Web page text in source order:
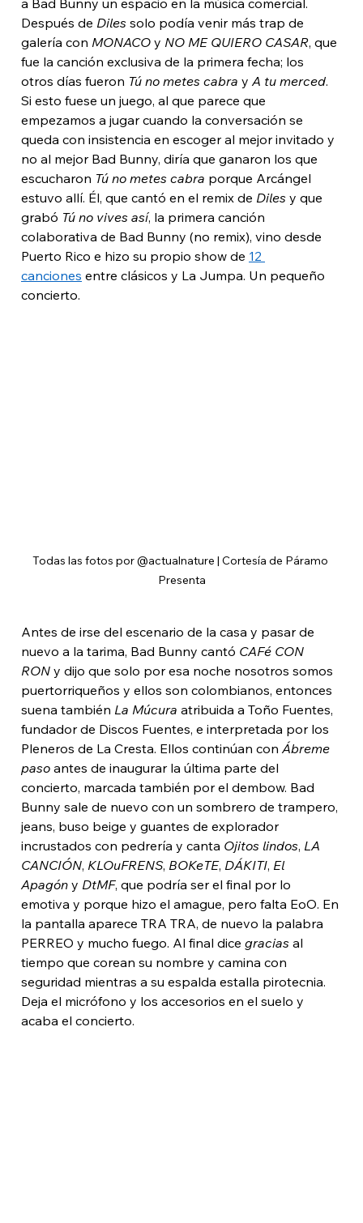
Después de Diles solo podía venir más trap de
galería con MONACO y NO ME QUIERO CASAR, que
fue la canción exclusiva de la primera fecha; los
otros días fueron Tú no metes cabra y A tu merced.
Si esto fuese un juego, al que parece que
empezamos a jugar cuando la conversación se
queda con insistencia en escoger al mejor invitado y
no al mejor Bad Bunny, diría que ganaron los que
escucharon Tú no metes cabra porque Arcángel
estuvo allí. Él, que cantó en el remix de Diles y que
grabó Tú no vives así, la primera canción
colaborativa de Bad Bunny (no remix), vino desde
Puerto Rico e hizo su propio show de 12
canciones entre clásicos y La Jumpa. Un pequeño
concierto.
Todas las fotos por @actualnature | Cortesía de Páramo
Presenta
Antes de irse del escenario de la casa y pasar de
nuevo a la tarima, Bad Bunny cantó CAFé CON
RON y dijo que solo por esa noche nosotros somos
puertorriqueños y ellos son colombianos, entonces
suena también La Múcura atribuida a Toño Fuentes,
fundador de Discos Fuentes, e interpretada por los
Pleneros de La Cresta. Ellos continúan con Ábreme
paso antes de inaugurar la última parte del
concierto, marcada también por el dembow. Bad
Bunny sale de nuevo con un sombrero de trampero,
jeans, buso beige y guantes de explorador
incrustados con pedrería y canta Ojitos lindos, LA
CANCIÓN, KLOuFRENS, BOKeTE, DÁKITI, El
Apagón y DtMF, que podría ser el final por lo
emotiva y porque hizo el amague, pero falta EoO. En
la pantalla aparece TRA TRA, de nuevo la palabra
PERREO y mucho fuego. Al final dice gracias al
tiempo que corean su nombre y camina con
seguridad mientras a su espalda estalla pirotecnia.
Deja el micrófono y los accesorios en el suelo y
acaba el concierto.